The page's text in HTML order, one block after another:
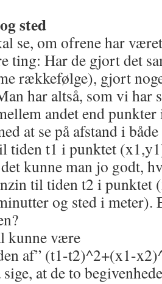
sted
se, om ofrene har
ting: Har de gjort det
rækkefølge), gjort
har altså, som vi har
andet end
at se på afstand i
tiden t1 i punktet
kunne man jo godt,
til tiden t2 i punktet
og sted i meter).
kunne være
af” (t1-t2)^2+(x1-
at de to